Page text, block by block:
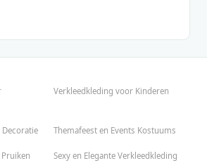
Verkleedkleding voor Kinderen
Themafeest en Events Kostuums
Sexy en Elegante Verkleedkleding